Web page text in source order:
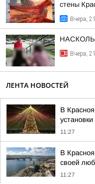
стены
Вчера,
Вчера,
ЛЕНТА НОВОСТЕЙ
В
11:27
В
своей
11:27